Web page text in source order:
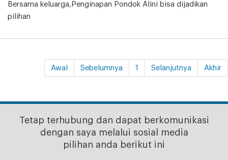
Bersama keluarga,Penginapan Pondok Alini bisa dijadikan
pilihan
Awal Sebelumnya 1 Selanjutnya Akhir
Tetap terhubung dan dapat berkomunikasi
dengan saya melalui sosial media
pilihan anda berikut ini